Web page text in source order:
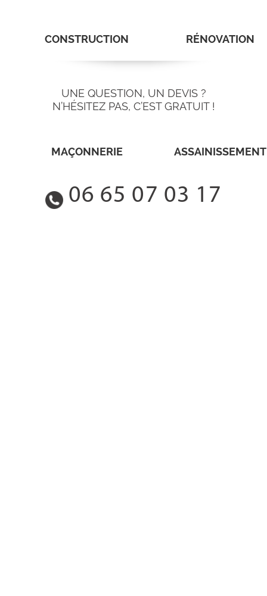
CONSTRUCTION RÉNOVATION
MAÇONNERIE ASSAINISSEMENT
UNE QUESTION, UN DEVIS ?
N’HÉSITEZ PAS, C’EST GRATUIT !
06 65 07 03 17